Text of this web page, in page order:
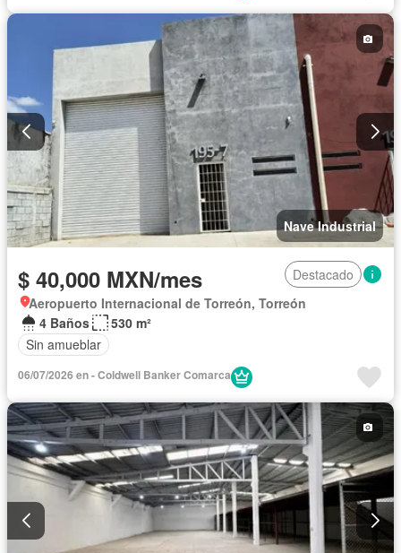
Nave Industrial
$ 40,000 MXN/mes
Destacado
Aeropuerto Internacional de Torreón, Torreón
4 Baños
530 m²
Sin amueblar
06/07/2026 en - Coldwell Banker Comarca